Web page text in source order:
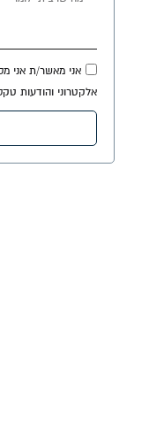
אני מאשר/ת אני
אלקטרוני והודעות